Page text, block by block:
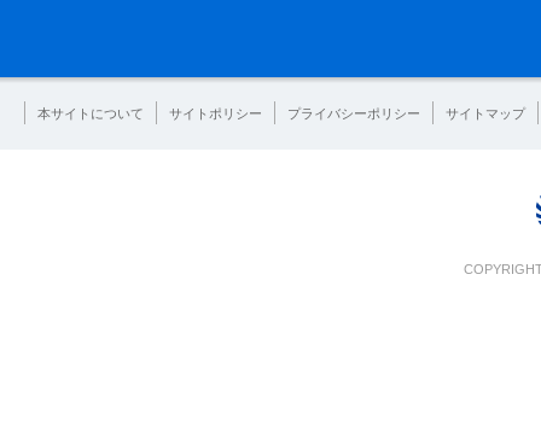
本サイトについて サイトポリシー プライバシーポリシー サイトマップ